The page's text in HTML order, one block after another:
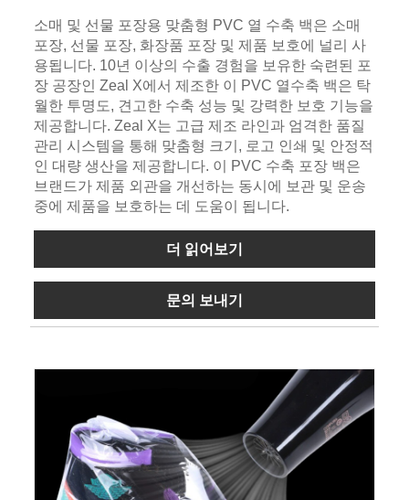
소매 및 선물 포장용 맞춤형 PVC 열 수축 백은 소매
포장, 선물 포장, 화장품 포장 및 제품 보호에 널리 사
용됩니다. 10년 이상의 수출 경험을 보유한 숙련된 포
장 공장인 Zeal X에서 제조한 이 PVC 열수축 백은 탁
월한 투명도, 견고한 수축 성능 및 강력한 보호 기능을
제공합니다. Zeal X는 고급 제조 라인과 엄격한 품질
관리 시스템을 통해 맞춤형 크기, 로고 인쇄 및 안정적
인 대량 생산을 제공합니다. 이 PVC 수축 포장 백은
브랜드가 제품 외관을 개선하는 동시에 보관 및 운송
중에 제품을 보호하는 데 도움이 됩니다.
더 읽어보기
문의 보내기